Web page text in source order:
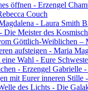
öffnen - Erzengel
Couch
- Laura Smith
Die Meister des
Göttlich-Weiblichen –
aufsteigen - Maria
Wahl - Eure
- Erzengel Gabrielle
mit Eurer inneren
des Lichts - Die